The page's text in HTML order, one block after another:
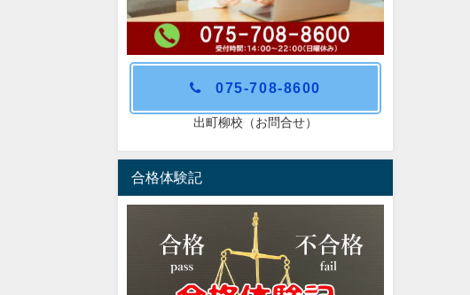
075-708-8600
出町柳校（お問合せ）
合格体験記